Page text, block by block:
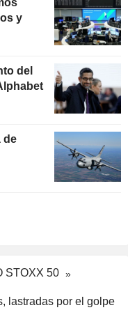
y
del
de
STOXX 50
lastradas por el golpe